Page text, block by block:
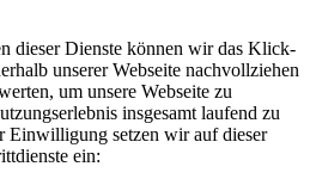
dieser Dienste können wir das Klick-
unserer Webseite nachvollziehen
um unsere Webseite zu
insgesamt laufend zu
Einwilligung setzen wir auf dieser
ein: